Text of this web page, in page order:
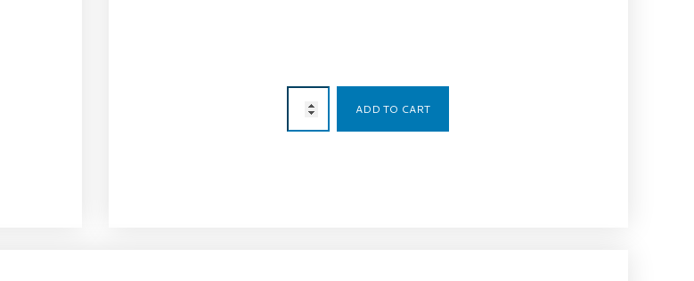
ADD TO CART